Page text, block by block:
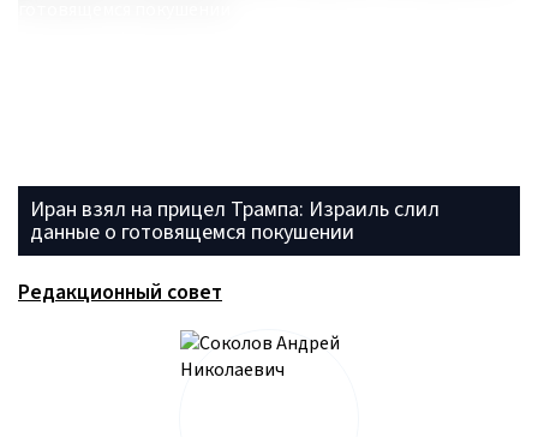
Иран взял на прицел Трампа: Израиль слил
данные о готовящемся покушении
Редакционный совет